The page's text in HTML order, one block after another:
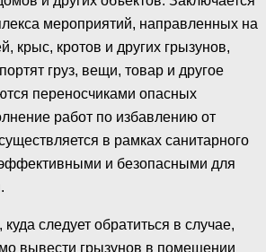
мероприятий, направленных на
крыс, кротов и других грызунов,
груз, вещи, товар и другое
переносчиками опасных
работ по избавлению от
в рамках санитарного
эффективными и безопасными для
следует обратиться в случае,
вывести грызунов в помещении